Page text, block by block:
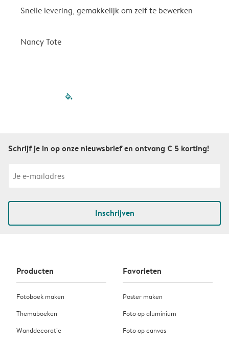
Snelle levering, gemakkelijk om zelf te bewerken
Nancy Tote
filled-pagination
Schrijf je in op onze nieuwsbrief en ontvang € 5 korting!
Inschrijven
Producten
Fotoboek maken
Themaboeken
Wanddecoratie
Favorieten
Poster maken
Foto op aluminium
Foto op canvas